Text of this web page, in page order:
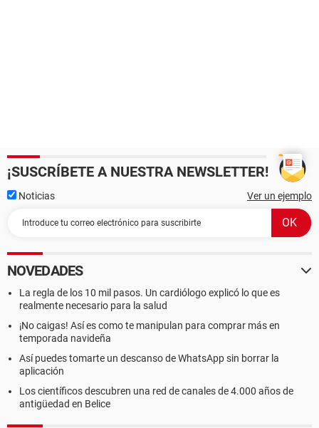
¡SUSCRÍBETE A NUESTRA NEWSLETTER!
Noticias Ver un ejemplo
NOVEDADES
La regla de los 10 mil pasos. Un cardiólogo explicó lo que es
realmente necesario para la salud
¡No caigas! Así es como te manipulan para comprar más en
temporada navideña
Así puedes tomarte un descanso de WhatsApp sin borrar la
aplicación
Los científicos descubren una red de canales de 4.000 años de
antigüedad en Belice